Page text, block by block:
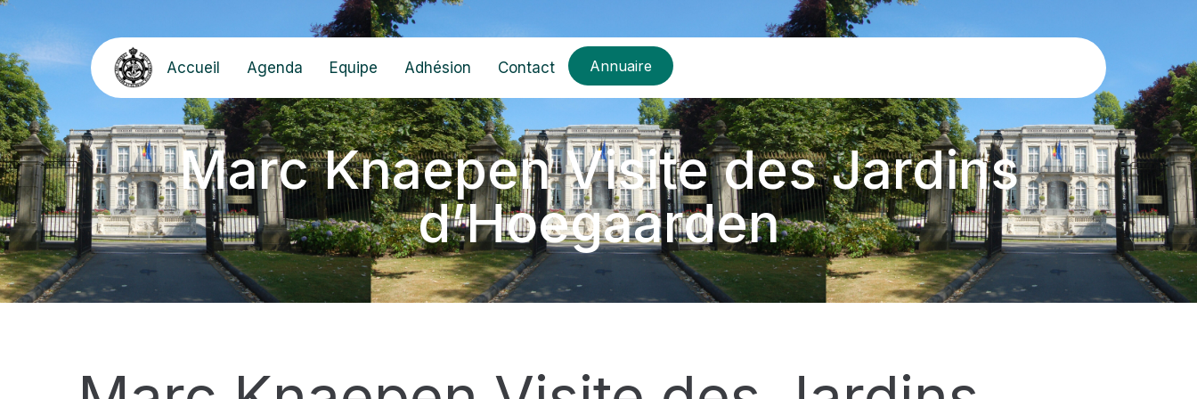
Accueil Agenda Equipe Adhésion Contact Annuaire
Marc Knaepen Visite des Jardins
d’Hoegaarden